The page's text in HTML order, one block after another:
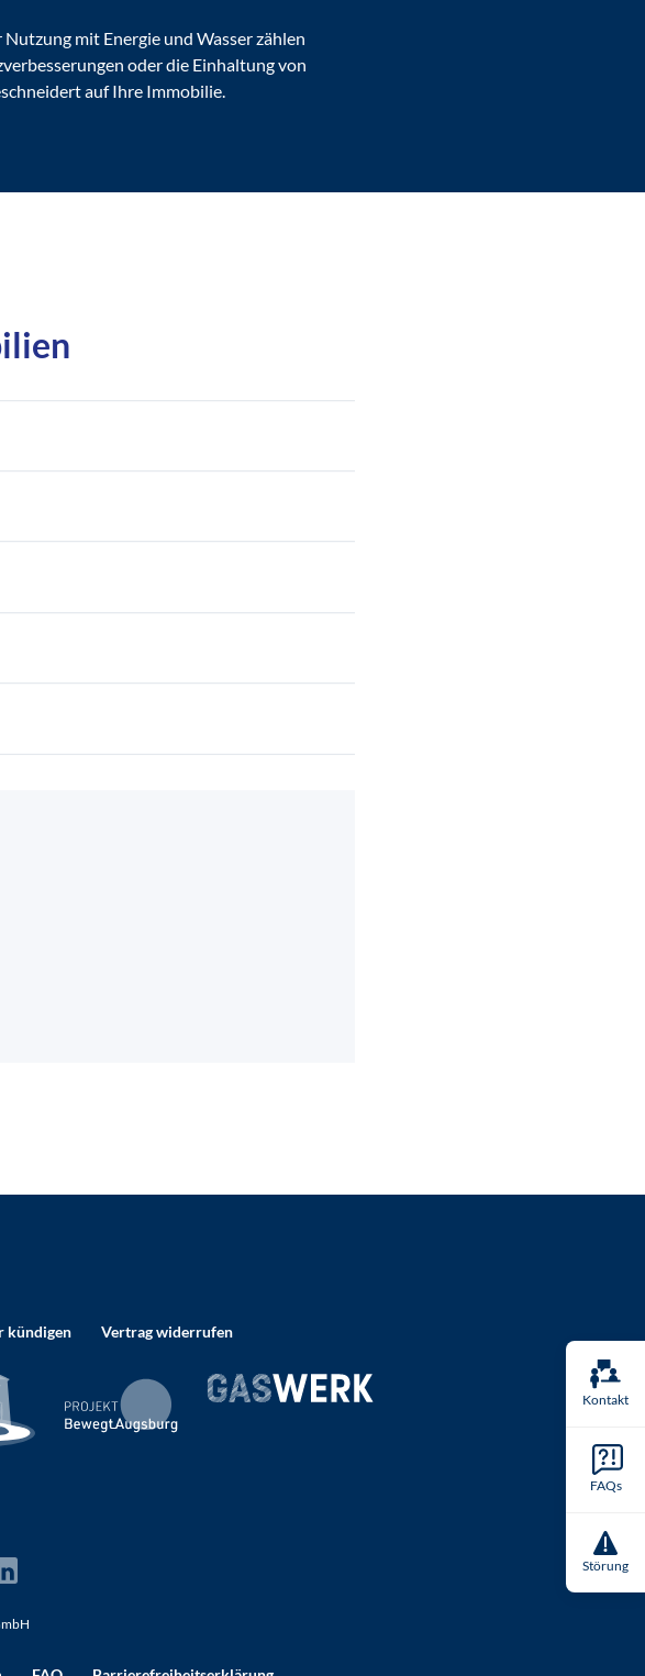
Kontakt
FAQs
Störung
mit Energie und Wasser zählen
oder die Einhaltung von
auf Ihre Immobilie.
kündigen Vertrag widerrufen